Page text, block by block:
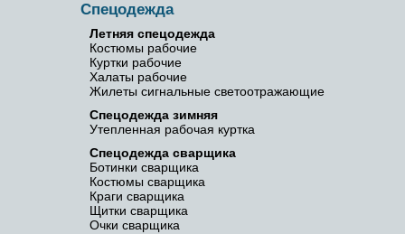
Спецодежда
Летняя спецодежда
Костюмы рабочие
Куртки рабочие
Халаты рабочие
Жилеты сигнальные светоотражающие
Спецодежда зимняя
Утепленная рабочая куртка
Спецодежда сварщика
Ботинки сварщика
Костюмы сварщика
Краги сварщика
Щитки сварщика
Очки сварщика